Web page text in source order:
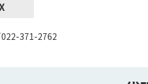
371-2762